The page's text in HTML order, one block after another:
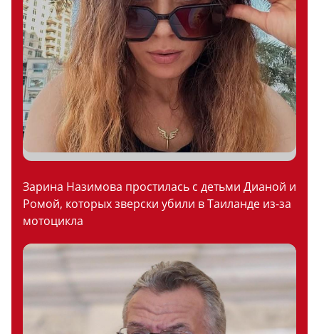
Зарина Назимова простилась с детьми Дианой и
Ромой, которых зверски убили в Таиланде из-за
мотоцикла